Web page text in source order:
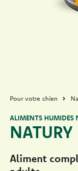
Pour votre chien
ALIMENTS HUMIDES
Aliment